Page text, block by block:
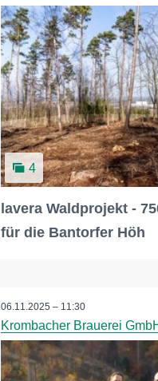
4
lavera Waldprojekt -
für die Bantorfer Höh
06.11.2025 – 11:30
Krombacher Brauerei